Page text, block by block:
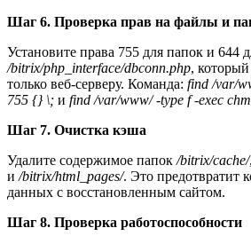
Шаг 6. Проверка прав на файлы и
Установите права 755 для папок и 644
/bitrix/php_interface/dbconn.php,
только веб-серверу. Команда: find /var/
755 {} \; и find /var/www/ -type f -exec
Шаг 7. Очистка кэша
Удалите содержимое папок /bitrix/cache/,
и /bitrix/html_pages/. Это предотвратит
данных с восстановленным сайтом.
Шаг 8. Проверка работоспособности